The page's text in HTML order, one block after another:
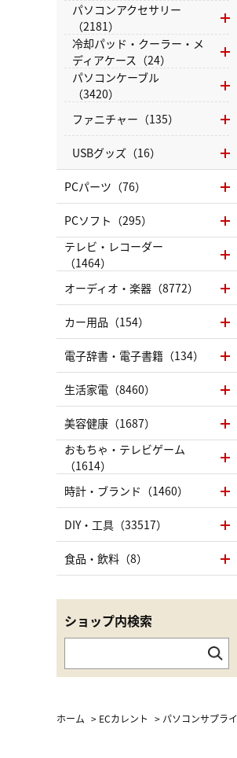
パソコンアクセサリー
（2181）
冷却パッド・クーラー・メ
ディアケース（24）
パソコンケーブル
（3420）
ファニチャー（135）
USBグッズ（16）
PCパーツ（76）
PCソフト（295）
テレビ・レコーダー
（1464）
オーディオ・楽器（8772）
カー用品（154）
電子辞書・電子書籍（134）
生活家電（8460）
美容健康（1687）
おもちゃ・テレビゲーム
（1614）
時計・ブランド（1460）
DIY・工具（33517）
食品・飲料（8）
ショップ内検索
ホーム > ECカレント > パソコンサプライ